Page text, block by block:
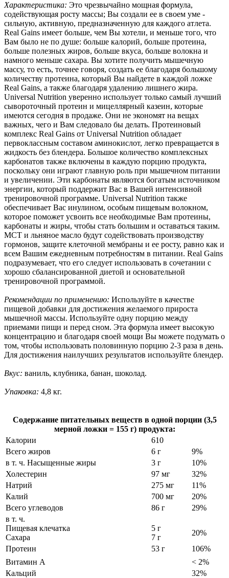
Характеристика: Это чрезвычайно мощная формула,
содействующая росту массы; Вы создали ее в своем уме -
сильную, активную, предназначенную для каждого атлета.
Real Gains имеет больше, чем Вы хотели, и меньше того, что
Вам было не по душе: больше калорий, больше протеина,
больше полезных жиров, больше вкуса, больше волокна и
намного меньше сахара. Вы хотите получить мышечную
массу, то есть, точнее говоря, создать ее благодаря большому
количеству протеина, который Вы найдете в каждой ложке
Real Gains, а также благодаря удалению лишнего жира.
Universal Nutrition уверенно использует только самый лучший
сывороточный протеин и мицеллярный казеин, которые
имеются сегодня в продаже. Они не экономят на вещах
важных, чего и Вам следовало бы делать. Протеиновый
комплекс Real Gains от Universal Nutrition обладает
первоклассным составом аминокислот, легко превращается в
жидкость без блендера. Большое количество комплексных
карбонатов также включены в каждую порцию продукта,
поскольку они играют главную роль при мышечном питании
и увеличении. Эти карбонаты являются богатым источником
энергии, который поддержит Вас в Вашей интенсивной
тренировочной программе. Universal Nutrition также
обеспечивает Вас инулином, особым пищевым волокном,
которое поможет усвоить все необходимые Вам протеины,
карбонаты и жиры, чтобы стать большим и оставаться таким.
MCT и льняное масло будут содействовать производству
гормонов, защите клеточной мембраны и ее росту, равно как и
всем Вашим ежедневным потребностям в питании. Real Gains
подразумевает, что его следует использовать в сочетании с
хорошо сбалансированной диетой и основательной
тренировочной программой.
Рекомендации по применению: Используйте в качестве
пищевой добавки для достижения желаемого прироста
мышечной массы. Используйте одну порцию между
приемами пищи и перед сном. Эта формула имеет высокую
концентрацию и благодаря своей мощи Вы можете подумать о
том, чтобы использовать половинную порцию 2-3 раза в день.
Для достижения наилучших результатов используйте блендер.
Вкус: ваниль, клубника, банан, шоколад.
Упаковка: 4,8 кг.
Содержание питательных веществ в одной порции (3,5
мерной ложки = 155 г) продукта:
Калории
610
Всего жиров
6 г
9%
в т. ч. Насыщенные жиры
3 г
10%
Холестерин
97 мг
32%
Натрий
275 мг
11%
Калий
700 мг
20%
Всего углеводов
86 г
29%
в т. ч.
Пищевая клечатка
Сахара
5 г
7 г
20%
Протеин
53 г
106%
Витамин А
< 2%
Кальций
32%